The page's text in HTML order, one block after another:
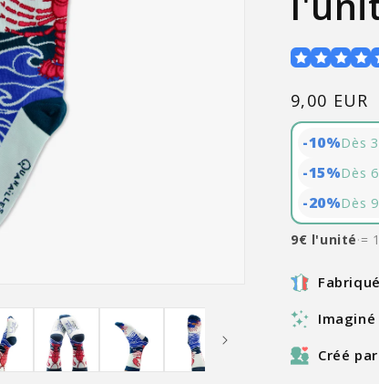
Prix
habituel
9,00 EUR
-10%Dès
-15%Dès
-20%Dès
9€ l'unité·=
Créé